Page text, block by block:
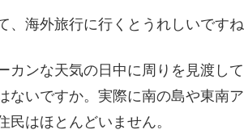
、海外旅行に行くとうれしいですね
カンな天気の日中に周りを見渡して
ないですか。実際に南の島や東南
民はほとんどいません。